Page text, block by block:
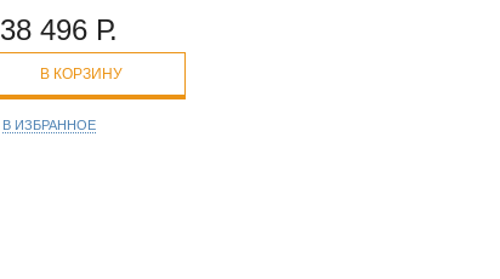
38 496 Р.
В КОРЗИНУ
В ИЗБРАННОЕ